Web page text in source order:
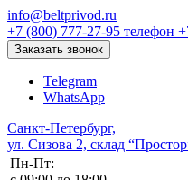
info@beltprivod.ru
+7 (800) 777-27-95 телефон
Заказать звонок
Telegram
WhatsApp
Санкт-Петербург,
ул. Сизова 2, склад
Пн-Пт: